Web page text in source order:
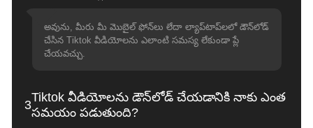
అవును, మీరు మీ మొబైల్ ఫోన్‌లు లేదా ల్యాప్‌టాప్‌లలో డౌన్‌లోడ్
చేసిన Tiktok వీడియోలను ఎలాంటి సమస్య లేకుండా ప్లే
చేయవచ్చు.
3
Tiktok వీడియోలను డౌన్‌లోడ్ చేయడానికి నాకు ఎంత
సమయం పడుతుంది?